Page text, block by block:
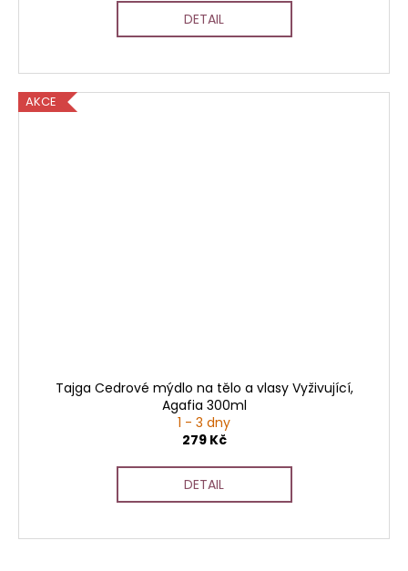
DETAIL
AKCE
Tajga Cedrové mýdlo na tělo a vlasy Vyživující,
Agafia 300ml
1 - 3 dny
279 Kč
DETAIL